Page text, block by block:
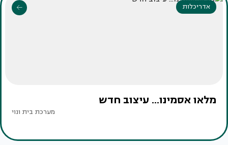
אדריכלות
מלאו אסמינו... עיצוב חדש
מערכת בית ונוי